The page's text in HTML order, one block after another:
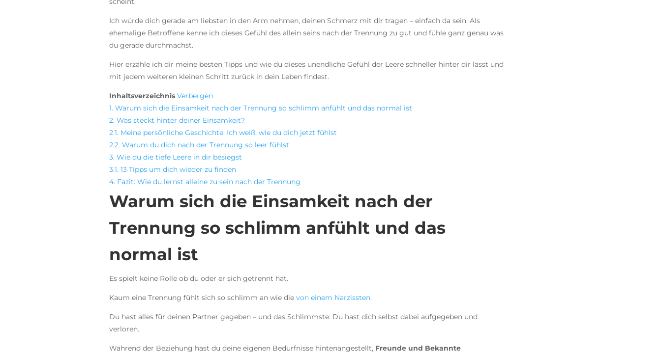
Ich würde dich gerade am liebsten in den Arm nehmen, deinen Schmerz mit dir tragen – einfach da sein. Als
ehemalige Betroffene kenne ich dieses Gefühl des allein seins nach der Trennung zu gut und fühle ganz genau was
du gerade durchmachst.
Hier erzähle ich dir meine besten Tipps und wie du dieses unendliche Gefühl der Leere schneller hinter dir lässt und
mit jedem weiteren kleinen Schritt zurück in dein Leben findest.
Inhaltsverzeichnis Verbergen
1. Warum sich die Einsamkeit nach der Trennung so schlimm anfühlt und das normal ist
2. Was steckt hinter deiner Einsamkeit?
2.1. Meine persönliche Geschichte: Ich weiß, wie du dich jetzt fühlst
2.2. Warum du dich nach der Trennung so leer fühlst
3. Wie du die tiefe Leere in dir besiegst
3.1. 13 Tipps um dich wieder zu finden
4. Fazit: Wie du lernst alleine zu sein nach der Trennung
Warum sich die Einsamkeit nach der
Trennung so schlimm anfühlt und das
normal ist
Es spielt keine Rolle ob du oder er sich getrennt hat.
Kaum eine Trennung fühlt sich so schlimm an wie die von einem Narzissten.
Du hast alles für deinen Partner gegeben – und das Schlimmste: Du hast dich selbst dabei aufgegeben und
verloren.
Während der Beziehung hast du deine eigenen Bedürfnisse hintenangestellt, Freunde und Bekannte